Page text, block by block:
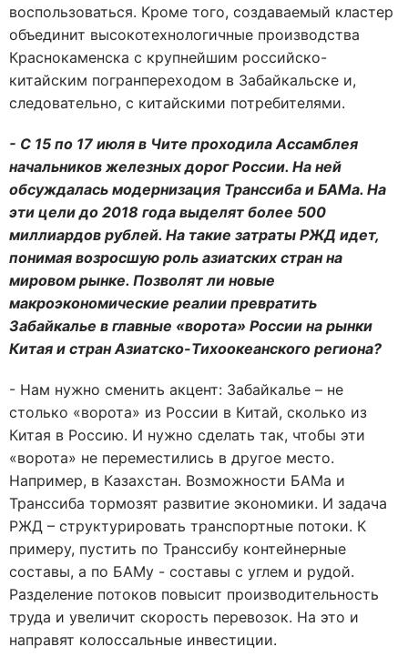
воспользоваться. Кроме того, создаваемый кластер
объединит высокотехнологичные производства
Краснокаменска с крупнейшим российско-
китайским погранпереходом в Забайкальске и,
следовательно, с китайскими потребителями.
- С 15 по 17 июля в Чите проходила Ассамблея
начальников железных дорог России. На ней
обсуждалась модернизация Транссиба и БАМа. На
эти цели до 2018 года выделят более 500
миллиардов рублей. На такие затраты РЖД идет,
понимая возросшую роль азиатских стран на
мировом рынке. Позволят ли новые
макроэкономические реалии превратить
Забайкалье в главные «ворота» России на рынки
Китая и стран Азиатско-Тихоокеанского региона?
- Нам нужно сменить акцент: Забайкалье – не
столько «ворота» из России в Китай, сколько из
Китая в Россию. И нужно сделать так, чтобы эти
«ворота» не переместились в другое место.
Например, в Казахстан. Возможности БАМа и
Транссиба тормозят развитие экономики. И задача
РЖД – структурировать транспортные потоки. К
примеру, пустить по Транссибу контейнерные
составы, а по БАМу - составы с углем и рудой.
Разделение потоков повысит производительность
труда и увеличит скорость перевозок. На это и
направят колоссальные инвестиции.